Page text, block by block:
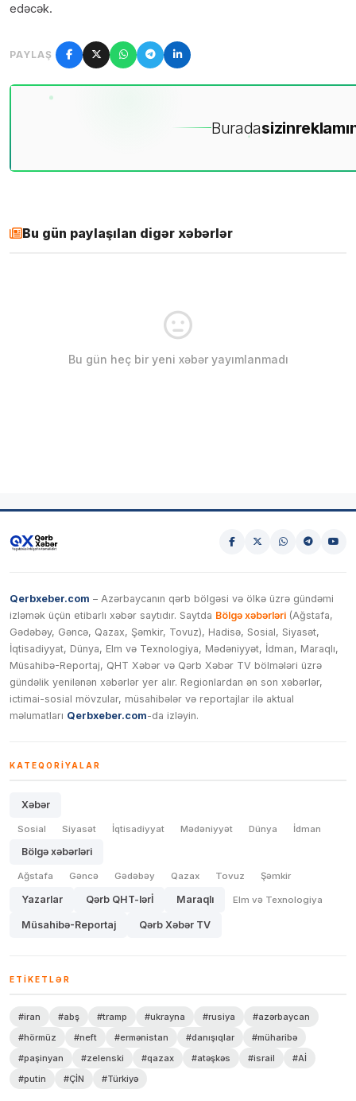
edəcək.
PAYLAŞ
Buradasizin
Bu gün paylaşılan digər xəbərlər
Bu gün heç bir yeni xəbər yayımlanmadı
Qerbxeber.com – Azərbaycanın qərb bölgəsi və ölkə üzrə gündəmi
izləmək üçün etibarlı xəbər saytıdır. Saytda Bölgə xəbərləri (Ağstafa,
Gədəbəy, Gəncə, Qazax, Şəmkir, Tovuz), Hadisə, Sosial, Siyasət,
İqtisadiyyat, Dünya, Elm və Texnologiya, Mədəniyyət, İdman, Maraqlı,
Müsahibə-Reportaj, QHT Xəbər və Qərb Xəbər TV bölmələri üzrə
gündəlik yenilənən xəbərlər yer alır. Regionlardan ən son xəbərlər,
ictimai-sosial mövzular, müsahibələr və reportajlar ilə aktual
məlumatları Qerbxeber.com-da izləyin.
KATEQORIYALAR
Xəbər
Sosial Siyasət İqtisadiyyat Mədəniyyət Dünya İdman
Bölgə xəbərləri
Ağstafa Gəncə Gədəbəy Qazax Tovuz Şəmkir
Yazarlar Qərb QHT-lərİ Maraqlı Elm və Texnologiya
Müsahibə-Reportaj Qərb Xəbər TV
ETIKETLƏR
#iran #abş #tramp #ukrayna #rusiya
#azərbaycan
#hörmüz
#neft #ermənistan #danışıqlar
#müharibə
#paşinyan
#zelenski #qazax #atəşkəs #israil
#Aİ
#putin
#ÇİN #Türkiyə